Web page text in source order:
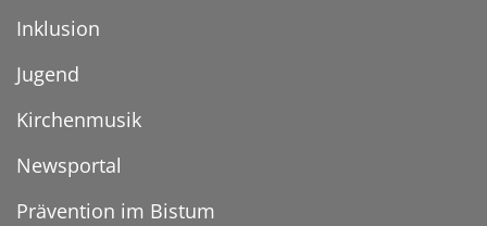
Inklusion
Jugend
Kirchenmusik
Newsportal
Prävention im Bistum